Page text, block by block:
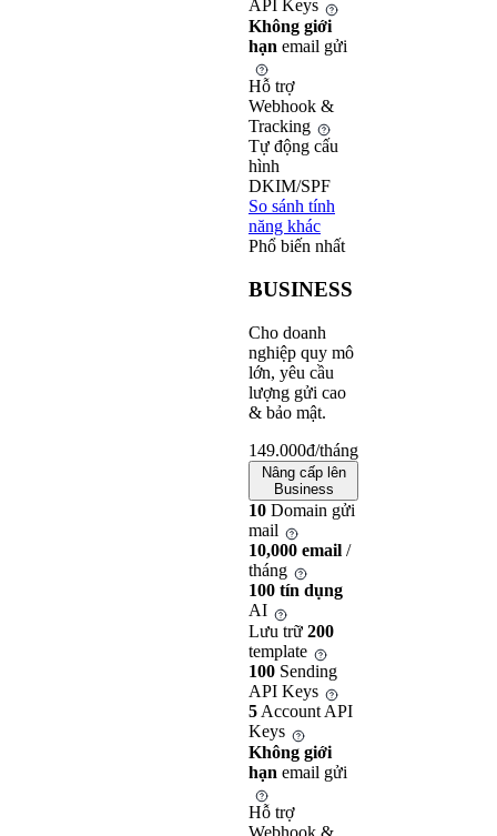
API Keys
Không giới
hạn email gửi
Hỗ trợ
Webhook &
Tracking
Tự động cấu
hình
DKIM/SPF
So sánh tính
năng khác
Phổ biến nhất
BUSINESS
Cho doanh
nghiệp quy mô
lớn, yêu cầu
lượng gửi cao
& bảo mật.
149.000đ/tháng
Nâng cấp lên
Business
10 Domain gửi
mail
10,000 email /
tháng
100 tín dụng
AI
Lưu trữ 200
template
100 Sending
API Keys
5Account API
Keys
Không giới
hạn email gửi
Hỗ trợ
Webhook &